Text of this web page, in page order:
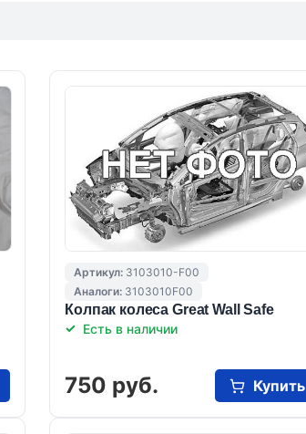
Артикул: 3103010-F00
Аналоги: 3103010F00
Колпак колеса Great Wall Safe
Есть в наличии
750 руб. Купить